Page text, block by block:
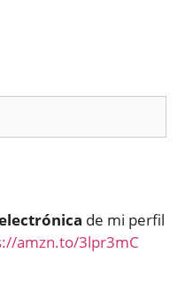
de mi perfil
amzn.to/3lpr3mC